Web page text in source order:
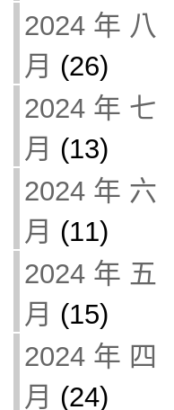
2024 年 八
月 (26)
2024 年 七
月 (13)
2024 年 六
月 (11)
2024 年 五
月 (15)
2024 年 四
月 (24)